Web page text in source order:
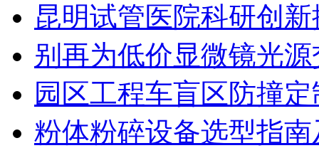
昆明试管医院科研创
别再为低价显微镜光
园区工程车盲区防撞
粉体粉碎设备选型指